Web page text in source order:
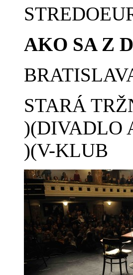
AKO SA Z
STARÁ
)(DIVADLO
)(V-KLUB